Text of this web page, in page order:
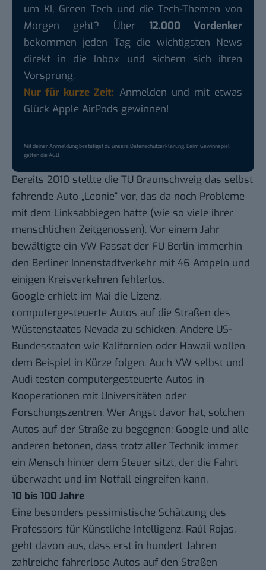
um KI, Green Tech und die Tech-Themen von
Morgen geht? Über 12.000 Vordenker
bekommen jeden Tag die wichtigsten News
direkt in die Inbox und sichern sich ihren
Vorsprung.
Nur für kurze Zeit: Anmelden und mit etwas
Glück Apple AirPods gewinnen!
Mit deiner Anmeldung bestätigst du unsereDatenschutzerklärung. Beim Gewinnspiel
gelten dieAGB.
Bereits 2010 stellte die TU Braunschweig das selbst
fahrende Auto „Leonie“ vor, das da noch Probleme
mit dem Linksabbiegen hatte (wie so viele ihrer
menschlichen Zeitgenossen). Vor einem Jahr
bewältigte ein VW Passat der FU Berlin immerhin
den Berliner Innenstadtverkehr mit 46 Ampeln und
einigen Kreisverkehren fehlerlos.
Google erhielt im Mai die Lizenz,
computergesteuerte Autos auf die Straßen des
Wüstenstaates Nevada zu schicken. Andere US-
Bundesstaaten wie Kalifornien oder Hawaii wollen
dem Beispiel in Kürze folgen. Auch VW selbst und
Audi testen computergesteuerte Autos in
Kooperationen mit Universitäten oder
Forschungszentren. Wer Angst davor hat, solchen
Autos auf der Straße zu begegnen: Google und alle
anderen betonen, dass trotz aller Technik immer
ein Mensch hinter dem Steuer sitzt, der die Fahrt
überwacht und im Notfall eingreifen kann.
10 bis 100 Jahre
Eine besonders pessimistische Schätzung des
Professors für Künstliche Intelligenz, Raúl Rojas,
geht davon aus, dass erst in hundert Jahren
zahlreiche fahrerlose Autos auf den Straßen